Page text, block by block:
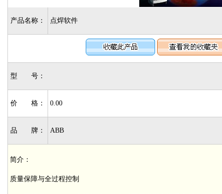
产品名称： 点焊软件
型 号：
价 格： 0.00
品 牌： ABB
简介：
质量保障与全过程控制